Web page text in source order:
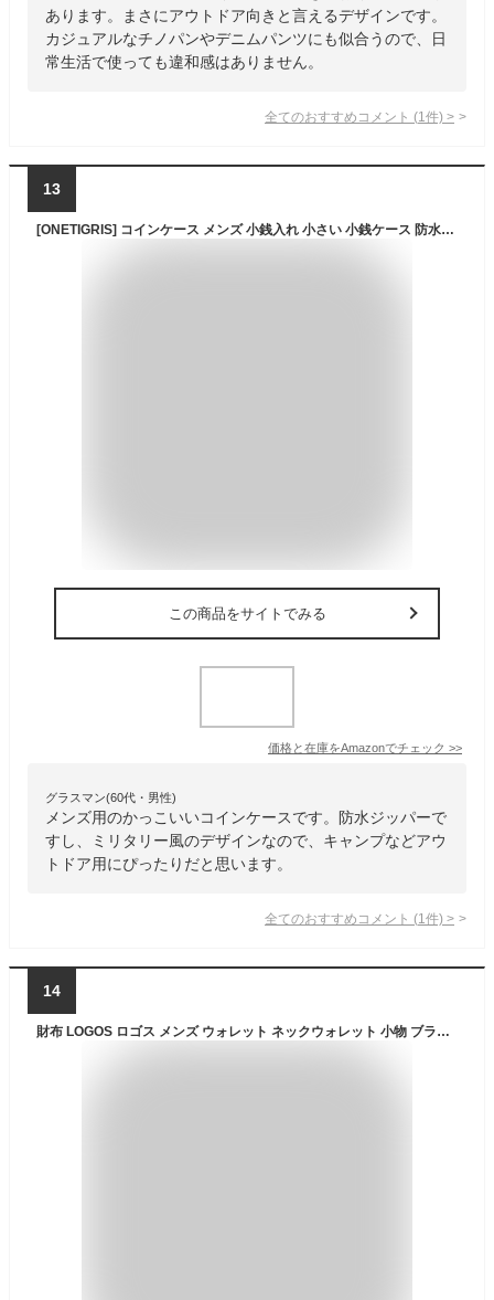
あります。まさにアウトドア向きと言えるデザインです。
カジュアルなチノパンやデニムパンツにも似合うので、日
常生活で使っても違和感はありません。
全てのおすすめコメント (1 件) >
13
[ONETIGRIS] コインケース メンズ 小銭入れ 小さい 小銭ケース 防水ジッパー カードキーケース ミニ財布 500Dナイロン キーケース アウトドア タクティカル ミリタリー風 (マルチカム迷彩)
この商品をサイトでみる
価格と在庫をAmazonでチェック >>
グラスマン(60代・男性)
メンズ用のかっこいいコインケースです。防水ジッパーで
すし、ミリタリー風のデザインなので、キャンプなどアウ
トドア用にぴったりだと思います。
全てのおすすめコメント (1 件) >
14
財布 LOGOS ロゴス メンズ ウォレット ネックウォレット 小物 ブランド雑貨 コンパクト LOGOSPark ブランド アウトドア レディース 男性 大人 かっこいい カジュアル 普段使い カードケース マジックテープ 札入れ 小銭入れ ネックストラップ